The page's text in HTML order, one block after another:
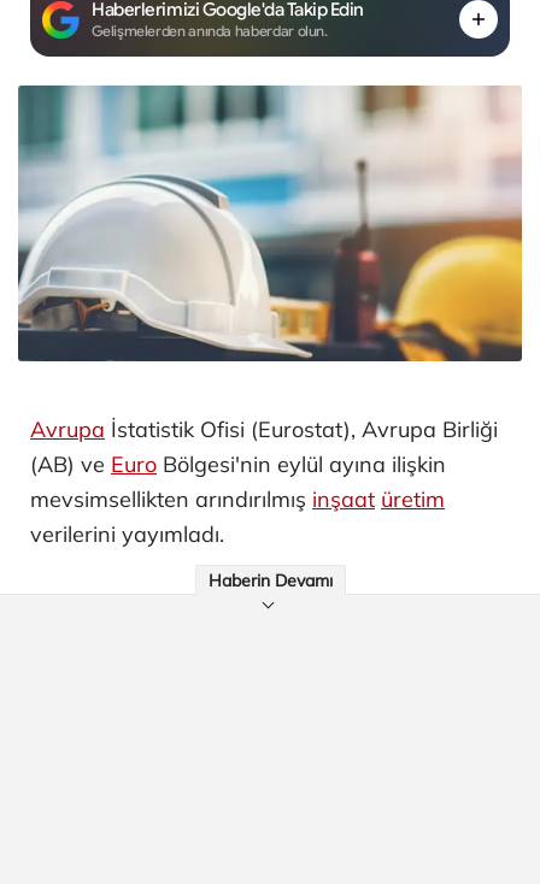
Haberlerimizi Google'da Takip Edin
Gelişmelerden anında haberdar olun.
Avrupa İstatistik Ofisi (Eurostat), Avrupa Birliği
(AB) ve Euro Bölgesi'nin eylül ayına ilişkin
mevsimsellikten arındırılmış inşaat üretim
verilerini yayımladı.
Haberin Devamı